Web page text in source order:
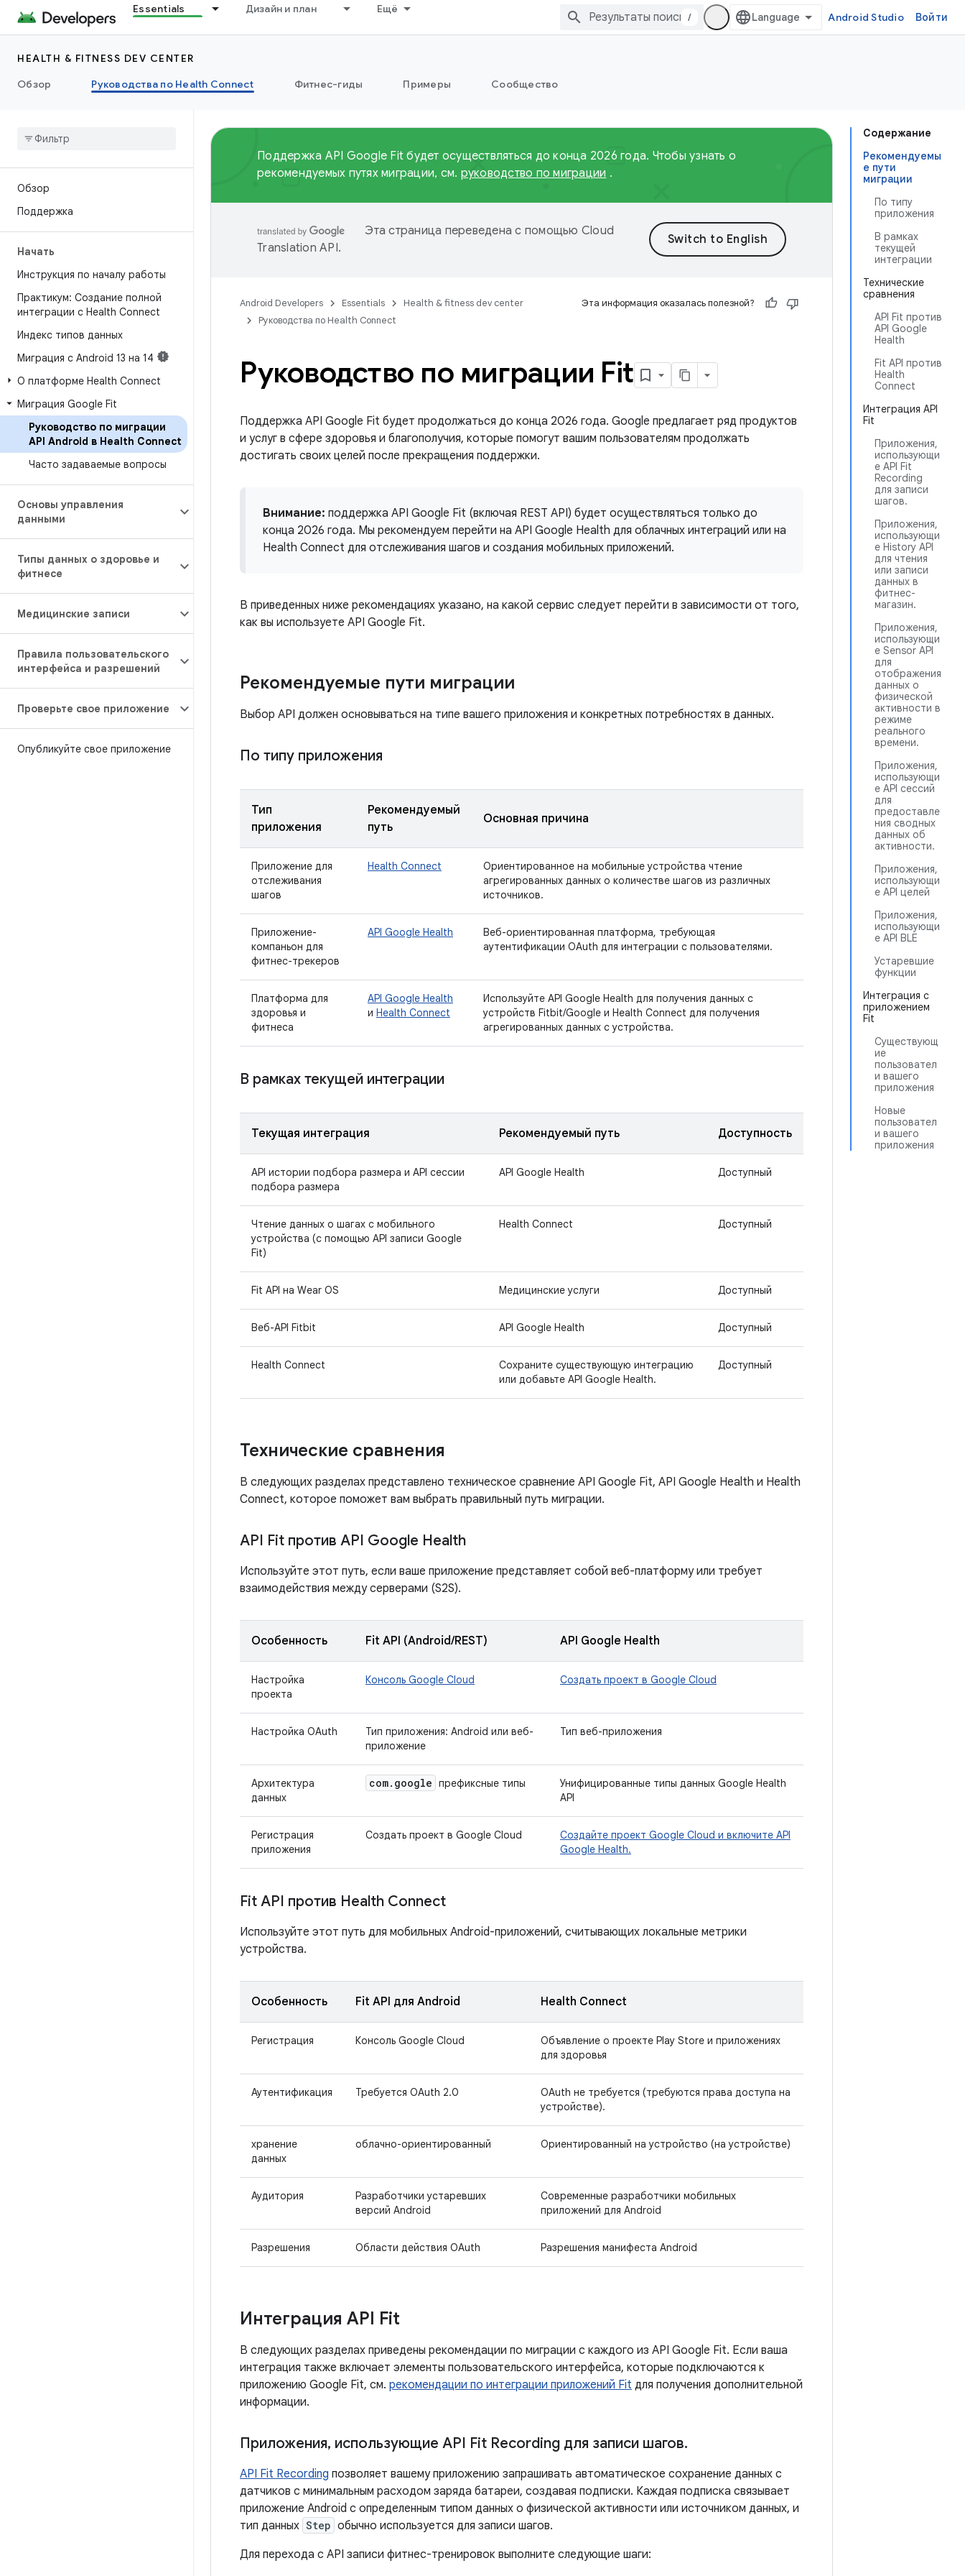
Essentials Дизайн и план Ещё
/ Android Studio Войти
HEALTH & FITNESS DEV CENTER
Обзор
Руководства по Health Connect Фитнес-гиды Примеры Сообщество
Обзор
Поддержка
Начать
Инструкция по началу работы
Практикум: Создание полной
интеграции с Health Connect
Индекс типов данных
Миграция с Android 13 на 14
О платформе Health Connect
Миграция Google Fit
Руководство по миграции
API Android в Health Connect
Часто задаваемые вопросы
Основы управления
данными
Типы данных о здоровье и
фитнесе
Медицинские записи
Правила пользовательского
интерфейса и разрешений
Проверьте свое приложение
Опубликуйте свое приложение
Содержание
Рекомендуемы
е пути
миграции
По типу
приложения
В рамках
текущей
интеграции
Технические
сравнения
API Fit против
API Google
Health
Fit API против
Health
Connect
Интеграция API
Fit
Приложения,
использующи
е API Fit
Recording
для записи
шагов.
Приложения,
использующи
е History API
для чтения
или записи
данных в
фитнес-
магазин.
Приложения,
использующи
е Sensor API
для
отображения
данных о
физической
активности в
режиме
реального
времени.
Приложения,
использующи
е API сессий
для
предоставле
ния сводных
данных об
активности.
Приложения,
использующи
е API целей
Приложения,
использующи
е API BLE
Устаревшие
функции
Интеграция с
приложением
Fit
Существующ
ие
пользовател
и вашего
приложения
Новые
пользовател
и вашего
приложения
Поддержка API Google Fit будет осуществляться до конца 2026 года. Чтобы узнать о
рекомендуемых путях миграции, см. руководство по миграции .
Эта страница переведена с помощью Cloud
Translation API.
Android Developers Essentials
Health & fitness dev center
Руководства по Health Connect
Эта информация оказалась полезной?
Руководство по миграции Fit
Поддержка API Google Fit будет продолжаться до конца 2026 года. Google предлагает ряд продуктов
и услуг в сфере здоровья и благополучия, которые помогут вашим пользователям продолжать
достигать своих целей после прекращения поддержки.
Внимание: поддержка API Google Fit (включая REST API) будет осуществляться только до
конца 2026 года. Мы рекомендуем перейти на API Google Health для облачных интеграций или на
Health Connect для отслеживания шагов и создания мобильных приложений.
В приведенных ниже рекомендациях указано, на какой сервис следует перейти в зависимости от того,
как вы используете API Google Fit.
Рекомендуемые пути миграции
Выбор API должен основываться на типе вашего приложения и конкретных потребностях в данных.
По типу приложения
Тип
приложения
Рекомендуемый
путь
Основная причина
Приложение для
отслеживания
шагов
Health Connect
Ориентированное на мобильные устройства чтение
агрегированных данных о количестве шагов из различных
источников.
Приложение-
компаньон для
фитнес-трекеров
API Google Health
Веб-ориентированная платформа, требующая
аутентификации OAuth для интеграции с пользователями.
Платформа для
здоровья и
фитнеса
API Google Health
и Health Connect
Используйте API Google Health для получения данных с
устройств Fitbit/Google и Health Connect для получения
агрегированных данных с устройства.
В рамках текущей интеграции
Текущая интеграция Рекомендуемый путь Доступность
API истории подбора размера и API сессии
подбора размера
API Google Health Доступный
Чтение данных о шагах с мобильного
устройства (с помощью API записи Google
Fit)
Health Connect Доступный
Fit API на Wear OS Медицинские услуги Доступный
Веб-API Fitbit API Google Health Доступный
Health Connect
Сохраните существующую интеграцию
или добавьте API Google Health.
Доступный
Технические сравнения
В следующих разделах представлено техническое сравнение API Google Fit, API Google Health и Health
Connect, которое поможет вам выбрать правильный путь миграции.
API Fit против API Google Health
Используйте этот путь, если ваше приложение представляет собой веб-платформу или требует
взаимодействия между серверами (S2S).
Особенность Fit API (Android/REST) API Google Health
Настройка
проекта
Консоль Google Cloud Создать проект в Google Cloud
Настройка OAuth
Тип приложения: Android или веб-
приложение
Тип веб-приложения
Архитектура
данных
com. google префиксные типы
Унифицированные типы данных Google Health
API
Регистрация
приложения
Создать проект в Google Cloud
Создайте проект Google Cloud и включите API
Google Health.
Fit API против Health Connect
Используйте этот путь для мобильных Android-приложений, считывающих локальные метрики
устройства.
Особенность Fit API для Android Health Connect
Регистрация Консоль Google Cloud
Объявление о проекте Play Store и приложениях
для здоровья
Аутентификация Требуется OAuth 2.0
OAuth не требуется (требуются права доступа на
устройстве).
хранение
данных
облачно-ориентированный Ориентированный на устройство (на устройстве)
Аудитория
Разработчики устаревших
версий Android
Современные разработчики мобильных
приложений для Android
Разрешения Области действия OAuth Разрешения манифеста Android
Интеграция API Fit
В следующих разделах приведены рекомендации по миграции с каждого из API Google Fit. Если ваша
интеграция также включает элементы пользовательского интерфейса, которые подключаются к
приложению Google Fit, см. рекомендации по интеграции приложений Fit для получения дополнительной
информации.
Приложения, использующие API Fit Recording для записи шагов.
API Fit Recording позволяет вашему приложению запрашивать автоматическое сохранение данных с
датчиков с минимальным расходом заряда батареи, создавая подписки. Каждая подписка связывает
приложение Android с определенным типом данных о физической активности или источником данных, и
тип данных Step обычно используется для записи шагов.
Для перехода с API записи фитнес-тренировок выполните следующие шаги: